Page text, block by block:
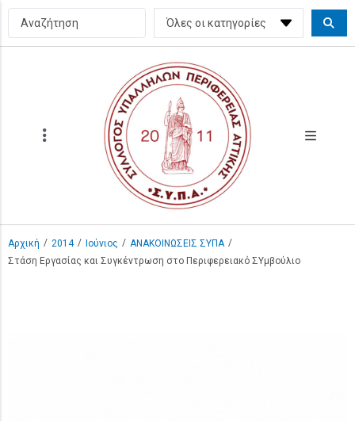
Αρχική / 2014 / Ιούνιος / ΑΝΑΚΟΙΝΩΣΕΙΣ ΣΥΠΑ /
Στάση Εργασίας και Συγκέντρωση στο Περιφερειακό ΣΥμβούλιο